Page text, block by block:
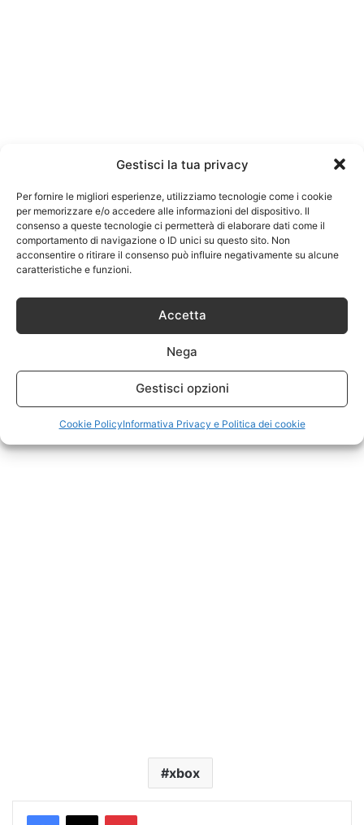
Gestisci la tua privacy
Per fornire le migliori esperienze, utilizziamo tecnologie come i cookie
per memorizzare e/o accedere alle informazioni del dispositivo. Il
consenso a queste tecnologie ci permetterà di elaborare dati come il
comportamento di navigazione o ID unici su questo sito. Non
acconsentire o ritirare il consenso può influire negativamente su alcune
caratteristiche e funzioni.
Accetta
Nega
Gestisci opzioni
Cookie PolicyInformativa Privacy e Politica dei cookie
xbox
Pinterest